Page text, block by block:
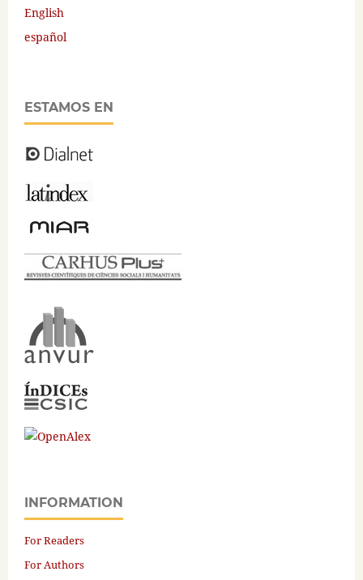
English
español
ESTAMOS EN
INFORMATION
For Readers
For Authors